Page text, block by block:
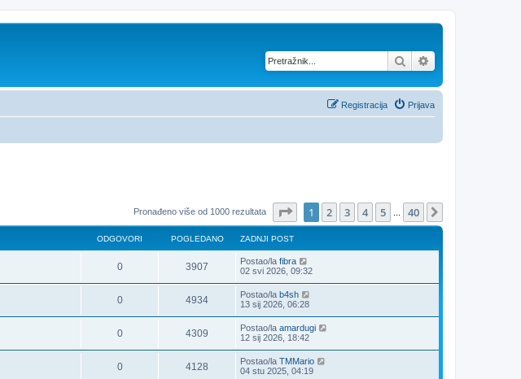
Pretražnik
Prijava
Registracija
Pronađeno više od 1000 rezultata Stranica: 1/ .
1 2 3 4 5 40
ODGOVORI POGLEDANO ZADNJI POST
0 3907 Postao/la fibra
02 svi 2026, 09:32
0 4934 Postao/la b4sh
13 sij 2026, 06:28
0 4309 Postao/la amardugi
12 sij 2026, 18:42
0 4128 Postao/la TMMario
04 stu 2025, 04:19